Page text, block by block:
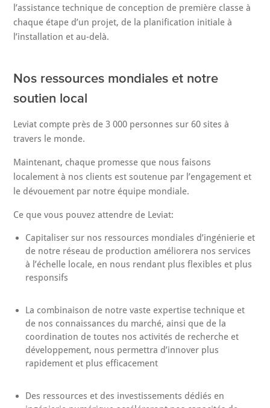
l’assistance technique de conception de première classe à
chaque étape d’un projet, de la planification initiale à
l’installation et au-delà.
Nos ressources mondiales et notre
soutien local
Leviat compte près de 3 000 personnes sur 60 sites à
travers le monde.
Maintenant, chaque promesse que nous faisons
localement à nos clients est soutenue par l’engagement et
le dévouement par notre équipe mondiale.
Ce que vous pouvez attendre de Leviat:
Capitaliser sur nos ressources mondiales d’ingénierie et
de notre réseau de production améliorera nos services
à l’échelle locale, en nous rendant plus flexibles et plus
responsifs
La combinaison de notre vaste expertise technique et
de nos connaissances du marché, ainsi que de la
coordination de toutes nos activités de recherche et
développement, nous permettra d’innover plus
rapidement et plus efficacement
Des ressources et des investissements dédiés en